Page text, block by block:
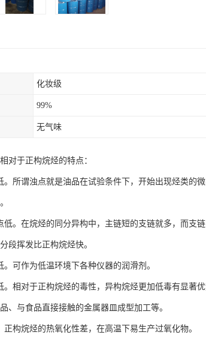
化妆级
99%
无气味
对于正构烷烃的特点：
。所谓浊点就是油品在试验条件下，开始出现烃类的
低。在烷烃的同分异构中，主链短的支链就多，而支
段挥发比正构烷烃快。
。可作为低温环境下各种仪器的润滑剂。
。相对于正构烷烃的毒性，异构烷烃更加低毒有显著
、与食品直接接触的金属器皿成型加工等。
正构烷烃的热氧化性差，在高温下易生产过氧化物。